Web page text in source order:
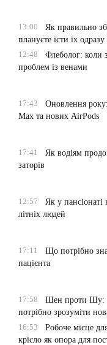
13:00
Як правильно
плануєте їсти їх одразу
12:48
Флеболог: коли
проблем із венами
17:43
Оновлення
Max та нових AirPods
17:41
Як водіям
заторів
12:57
Як у пансіонаті
літніх людей
17:11
Що потрібно
пацієнта
17:58
Шен проти Шу:
потрібно зрозуміти
16:53
Робоче місце
крісло як опора для